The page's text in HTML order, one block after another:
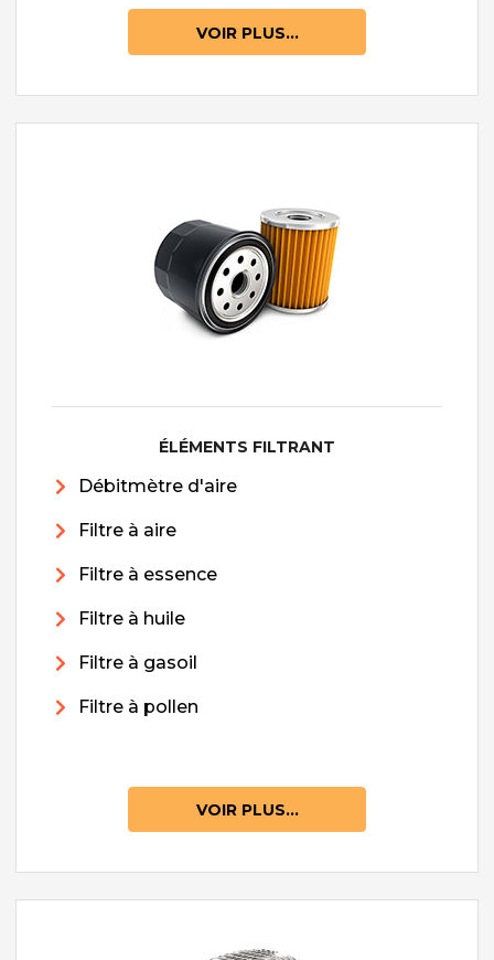
VOIR PLUS...
ÉLÉMENTS FILTRANT
Débitmètre d'aire
Filtre à aire
Filtre à essence
Filtre à huile
Filtre à gasoil
Filtre à pollen
VOIR PLUS...